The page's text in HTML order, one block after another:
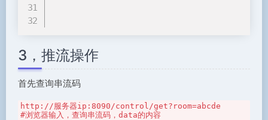
3，推流操作
首先查询串流码
http://服务器ip:8090/control/get?room=abcde
#浏览器输入，查询串流码，data的内容